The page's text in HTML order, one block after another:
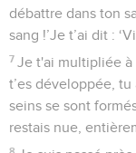
débattre dans ton
sang !’Je t’ai dit :
7 Je t'ai multipliée à
t’es développée,
seins se sont
restais nue,
8